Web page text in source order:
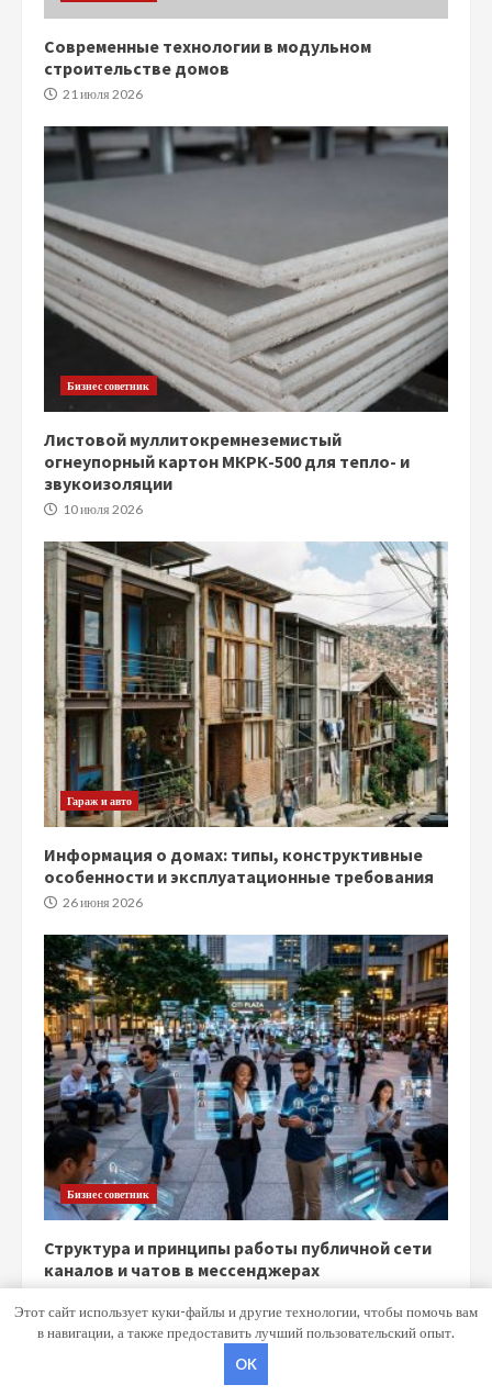
Современные технологии в модульном
строительстве домов
21 июля 2026
Бизнес советник
Листовой муллитокремнеземистый
огнеупорный картон МКРК-500 для тепло- и
звукоизоляции
10 июля 2026
Гараж и авто
Информация о домах: типы, конструктивные
особенности и эксплуатационные требования
26 июня 2026
Бизнес советник
Структура и принципы работы публичной сети
каналов и чатов в мессенджерах
Copyright © Все права защищены.
Этот сайт использует куки-файлы и другие технологии, чтобы помочь вам
в навигации, а также предоставить лучший пользовательский опыт.
OK